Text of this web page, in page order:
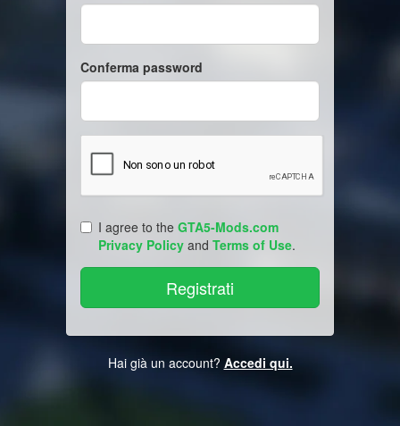
Conferma password
I agree to the GTA5-Mods.com
Privacy Policy and Terms of Use.
Hai già un account? Accedi qui.